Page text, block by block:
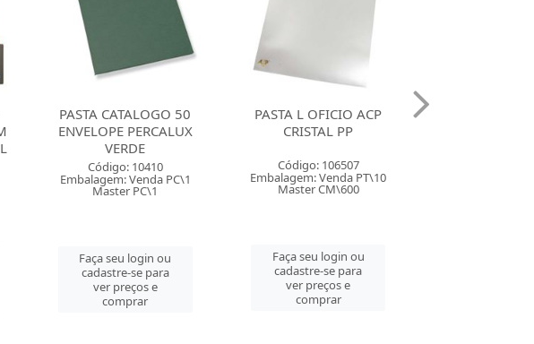
PASTA L OFICIO ACP
CRISTAL PP
Código: 106507
Embalagem: Venda PT\10
Master CM\600
Faça seu login ou
cadastre-se para
ver preços e
comprar
PASTA L OFICIO ACP
FUME PP
Código: 106508
Embalagem: Venda PT\10
Master CM\600
Faça seu login ou
cadastre-se para
ver preços e
comprar